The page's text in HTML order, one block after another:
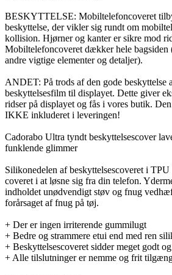
BESKYTTELSE: Mobiltelefoncoveret
beskyttelse, der vikler sig rundt om
kollision. Hjørner og kanter er sikre mod
Mobiltelefoncoveret dækker hele bagsiden
andre vigtige elementer og detaljer).
ANDET: På trods af den gode beskyttelse
beskyttelsesfilm til displayet. Dette giver
ridser på displayet og fås i vores butik.
IKKE inkluderet i leveringen!
Cadorabo Ultra tyndt beskyttelsescover
funklende glimmer
Silikonedelen af beskyttelsescoveret i
coveret i at løsne sig fra din telefon.
indholdet unødvendigt støv og fnug
forårsaget af fnug på tøj.
+ Der er ingen irriterende gummilugt
+ Bedre og strammere etui end med ren
+ Beskyttelsescoveret sidder meget godt
+ Alle tilslutninger er nemme og frit